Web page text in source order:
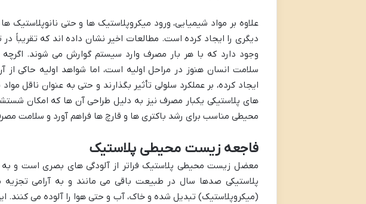
علاوه بر مواد شیمیایی، ورود میکروپلاستیک ها و حتی نانوپلاستیک
دیگری را ایجاد کرده است. مطالعات اخیر نشان داده اند که تقریباً
وجود دارد که با هر بار مصرف وارد سیستم گوارش می شوند. اگرچه
سلامت انسان هنوز در مراحل اولیه است، اما شواهد اولیه حاکی
ایجاد کرده، بر عملکرد سلولی تأثیر بگذارند و حتی به عنوان ناقل
های پلاستیکی یکبار مصرف نیز به دلیل طراحی آن ها که امکان
محیطی مناسب برای رشد باکتری ها و قارچ ها فراهم آورد و سلامت
فاجعه زیست محیطی پلاستیک
معضل زیست محیطی پلاستیک فراتر از آلودگی های بصری است و
پلاستیکی صدها سال در طبیعت باقی می مانند و به آرامی
(میکروپلاستیک) تبدیل شده و خاک، آب و حتی هوا را آلوده می کنند.